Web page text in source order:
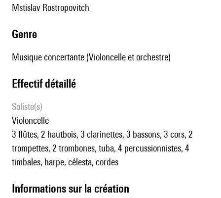
Mstislav Rostropovitch
genre
Musique concertante (Violoncelle et orchestre)
effectif détaillé
Soliste(s)
violoncelle
3 flûtes, 2 hautbois, 3 clarinettes, 3 bassons, 3 cors, 2
trompettes, 2 trombones, tuba, 4 percussionnistes, 4
timbales, harpe, célesta, cordes
informations sur la création